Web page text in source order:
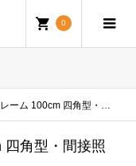
0
間接照明取付用 COBテープ用 LEDテープ用
角型・間接照